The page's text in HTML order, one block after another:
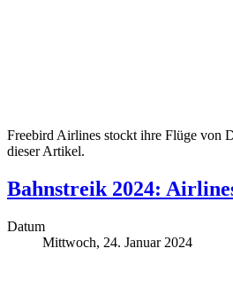
Freebird Airlines stockt ihre Flüge von
dieser Artikel.
Bahnstreik 2024:
Datum
Mittwoch, 24. Januar 2024